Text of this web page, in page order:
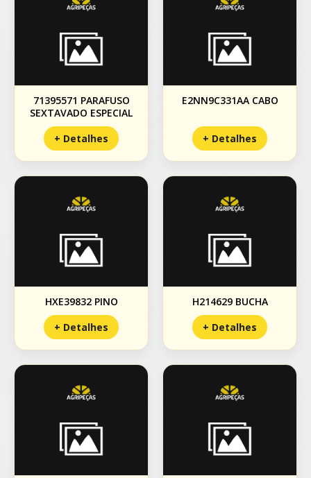
71395571 PARAFUSO
SEXTAVADO ESPECIAL
+ Detalhes
E2NN9C331AA CABO
+ Detalhes
HXE39832 PINO
+ Detalhes
H214629 BUCHA
+ Detalhes